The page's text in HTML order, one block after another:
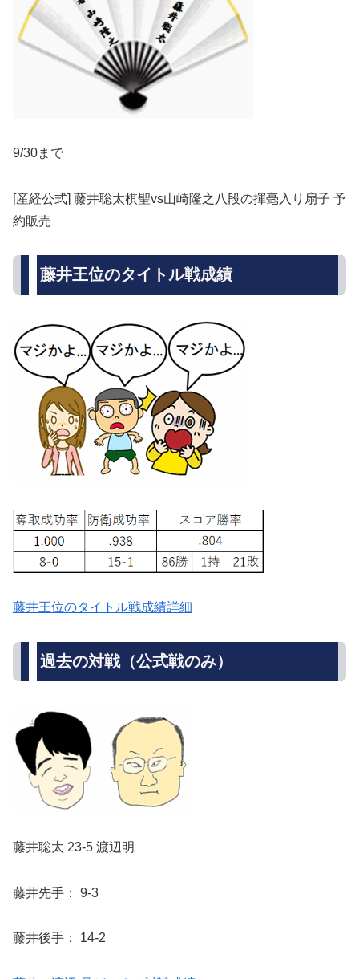
9/30まで
[産経公式] 藤井聡太棋聖vs山崎隆之八段の揮毫入り扇子 予
約販売
藤井王位のタイトル戦成績
藤井王位のタイトル戦成績詳細
過去の対戦（公式戦のみ）
藤井聡太 23-5 渡辺明
藤井先手： 9-3
藤井後手： 14-2